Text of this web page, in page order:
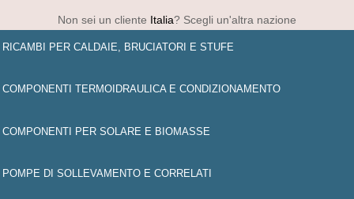
Non sei un cliente Italia? Scegli un'altra nazione
RICAMBI PER CALDAIE, BRUCIATORI E STUFE
COMPONENTI TERMOIDRAULICA E CONDIZIONAMENTO
COMPONENTI PER SOLARE E BIOMASSE
POMPE DI SOLLEVAMENTO E CORRELATI